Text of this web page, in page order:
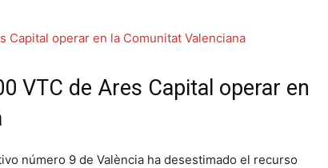
VTC de Ares Capital operar en
número 9 de València ha desestimado el recurso